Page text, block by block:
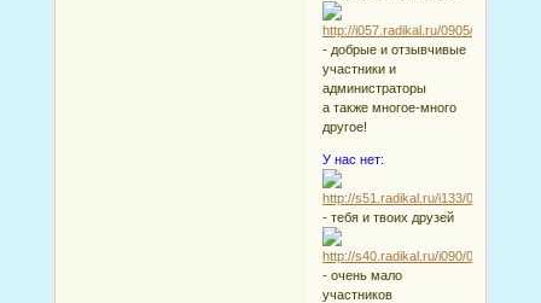
- добрые и отзывчивые
участники и
администраторы
а также многое-много
другое!
У нас нет:
- тебя и твоих друзей
- очень мало
участников